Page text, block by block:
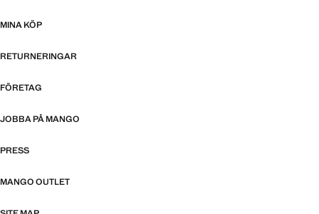
MINA KÖP
RETURNERINGAR
FÖRETAG
JOBBA PÅ MANGO
PRESS
MANGO OUTLET